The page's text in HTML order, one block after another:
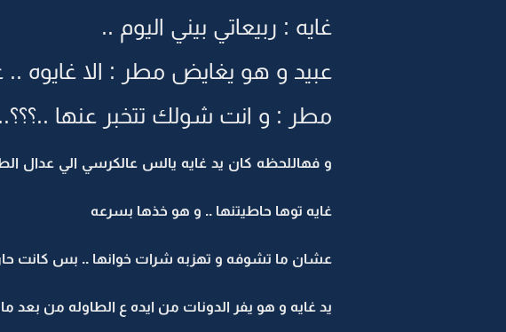
غايه : ربيعاتي بيني اليوم ..
عبيد و هو يغايض مطر : الا غايوه
مطر : و انت شولك تتخبر عنها ..؟؟؟..
و فهاللحظه كان يد غايه يالس عالكرسي الي عدال
غايه توها حاطيتنها .. و هو خذها بسرعه
عشان ما تشوفه و تهزبه شرات خوانها .. بس كانت
يد غايه و هو يفر الدونات من ايده ع الطاوله من بعد